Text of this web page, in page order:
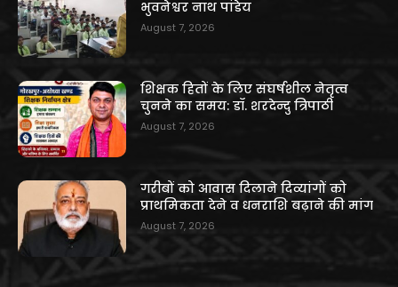
भुवनेश्वर नाथ पांडेय
August 7, 2026
शिक्षक हितों के लिए संघर्षशील नेतृत्व
चुनने का समय: डॉ. शरदेन्दु त्रिपाठी
August 7, 2026
गरीबों को आवास दिलाने दिव्यांगों को
प्राथमिकता देने व धनराशि बढ़ाने की मांग
August 7, 2026